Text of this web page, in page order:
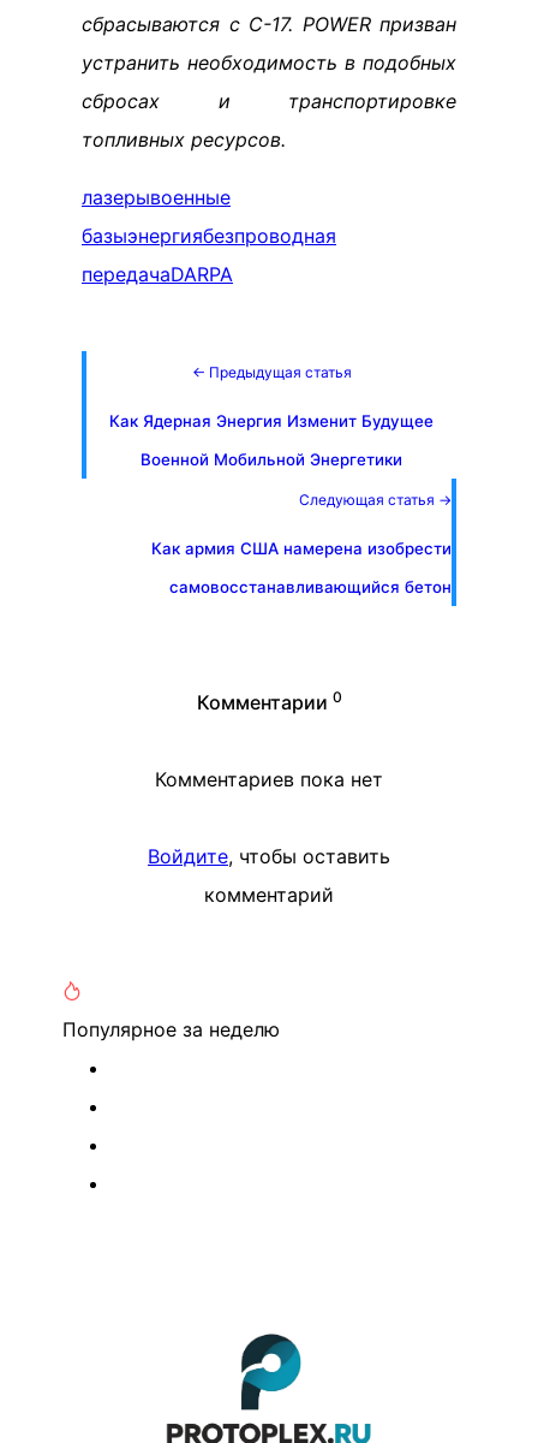
сбрасываются с C-17. POWER призван
устранить необходимость в подобных
сбросах и транспортировке
топливных ресурсов.
лазерывоенные
базыэнергиябезпроводная
передачаDARPA
← Предыдущая статья
Как Ядерная Энергия Изменит Будущее
Военной Мобильной Энергетики
Следующая статья →
Как армия США намерена изобрести
самовосстанавливающийся бетон
Комментарии 0
Комментариев пока нет
Войдите, чтобы оставить
комментарий
Популярное за неделю